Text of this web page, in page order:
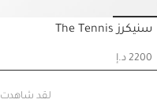
Go to slide 1
Go to slide 2 سنيكرز The Tennis
حسابي
2200 د.إ
لقد شاهدت 9 من 9 من المنتجات